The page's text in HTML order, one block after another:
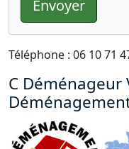
Envoyer
Téléphone : 06 10 71
C Déménageur